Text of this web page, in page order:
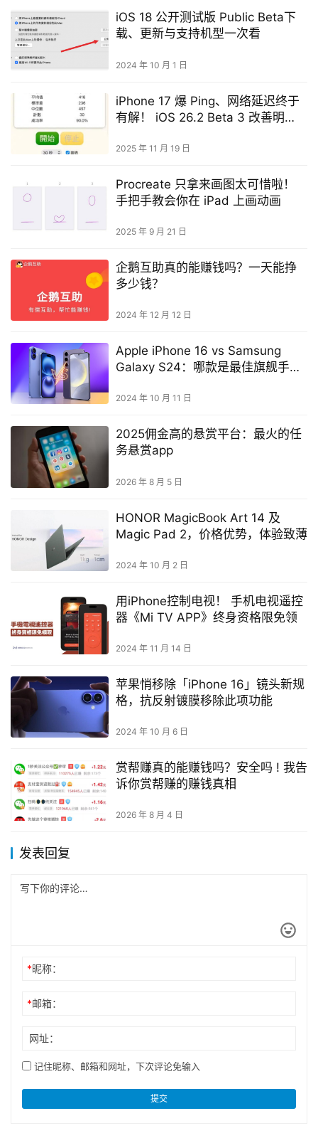
iOS 18 公开测试版 Public Beta下
载、更新与支持机型一次看
2024 年 10 月 1 日
iPhone 17 爆 Ping、网络延迟终于
有解！ iOS 26.2 Beta 3 改善明
2025 年 11 月 19 日
Procreate 只拿来画图太可惜啦！
手把手教会你在 iPad 上画动画
2025 年 9 月 21 日
企鹅互助真的能赚钱吗？一天能挣
多少钱？
2024 年 12 月 12 日
Apple iPhone 16 vs Samsung
Galaxy S24：哪款是最佳旗舰手
2024 年 10 月 11 日
2025佣金高的悬赏平台：最火的任
务悬赏app
2026 年 8 月 5 日
HONOR MagicBook Art 14 及
Magic Pad 2，价格优势，体验致薄
2024 年 10 月 2 日
用iPhone控制电视！ 手机电视遥控
器《Mi TV APP》终身资格限免领
2024 年 11 月 14 日
苹果悄移除「iPhone 16」镜头新规
格，抗反射镀膜移除此项功能
2024 年 10 月 6 日
赏帮赚真的能赚钱吗？安全吗 ! 我告
诉你赏帮赚的赚钱真相
2026 年 8 月 4 日
发表回复
*昵称：
*邮箱：
网址：
记住昵称、邮箱和网址，下次评论免输入
提交